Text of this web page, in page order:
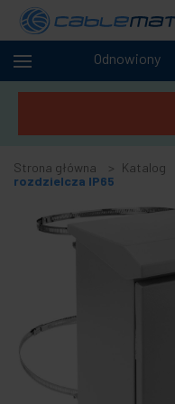
Odnowiony
Kable +
Szafy i
Audio
wideo
+
Oświetlenie
+
Narzędzia
Strona główna Katalog
rozdzielcza IP65